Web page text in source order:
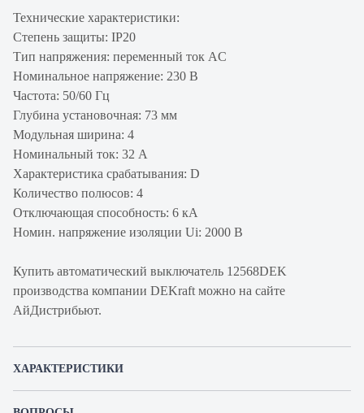
Технические характеристики:
Степень защиты: IP20
Тип напряжения: переменный ток AC
Номинальное напряжение: 230 В
Частота: 50/60 Гц
Глубина установочная: 73 мм
Модульная ширина: 4
Номинальный ток: 32 А
Характеристика срабатывания: D
Количество полюсов: 4
Отключающая способность: 6 кА
Номин. напряжение изоляции Ui: 2000 В
Купить автоматический выключатель 12568DEK
производства компании DEKraft можно на сайте
АйДистрибьют.
ХАРАКТЕРИСТИКИ